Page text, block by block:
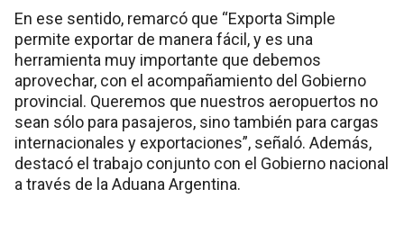
En ese sentido, remarcó que “Exporta Simple
permite exportar de manera fácil, y es una
herramienta muy importante que debemos
aprovechar, con el acompañamiento del Gobierno
provincial. Queremos que nuestros aeropuertos no
sean sólo para pasajeros, sino también para cargas
internacionales y exportaciones”, señaló. Además,
destacó el trabajo conjunto con el Gobierno nacional
a través de la Aduana Argentina.